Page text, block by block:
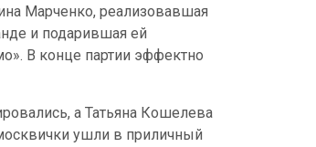
Марченко, реализовавшая
и подарившая ей
В конце партии эффектно
а Татьяна Кошелева
ушли в приличный